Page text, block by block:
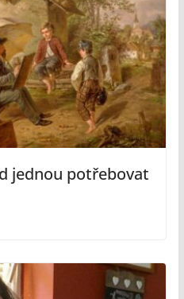
jednou potřebovat